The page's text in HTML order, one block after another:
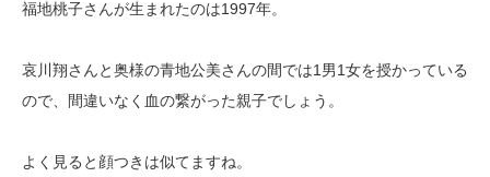
福地桃子さんが生まれたのは1997年。
哀川翔さんと奥様の青地公美さんの間では1男1女を授かっている
ので、間違いなく血の繋がった親子でしょう。
よく見ると顔つきは似てますね。